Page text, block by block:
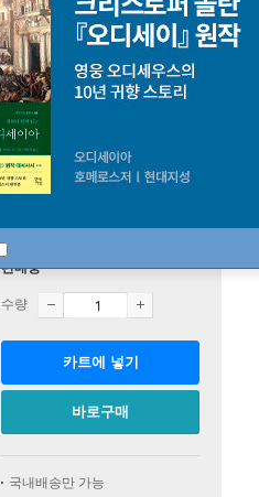
판매중
수량
카트에 넣기
바로구매
국내배송만 가능